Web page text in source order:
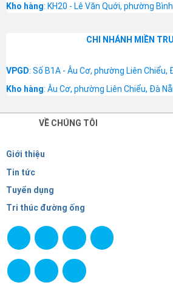
Kho hàng: KH20 - Lê Văn Quới, phường
CHI NHÁNH MIỀN
VPGD: Số B1A - Âu Cơ, phường Liên Chiểu,
Kho hàng: Âu Cơ, phường Liên Chiểu, Đà
VỀ CHÚNG TÔI
Giới thiệu
Tin tức
Tuyển dụng
Tri thúc đường ống